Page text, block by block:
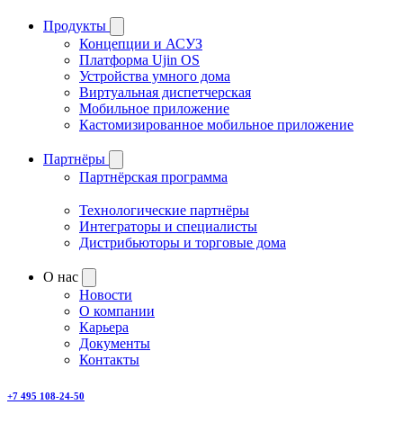
Продукты
Концепции и АСУЗ
Платформа Ujin OS
Устройства умного дома
Виртуальная диспетчерская
Мобильное приложение
Кастомизированное мобильное приложение
Партнёры
Партнёрская программа
Технологические партнёры
Интеграторы и специалисты
Дистрибьюторы и торговые дома
О нас
Новости
О компании
Карьера
Документы
Контакты
+7 495 108-24-50